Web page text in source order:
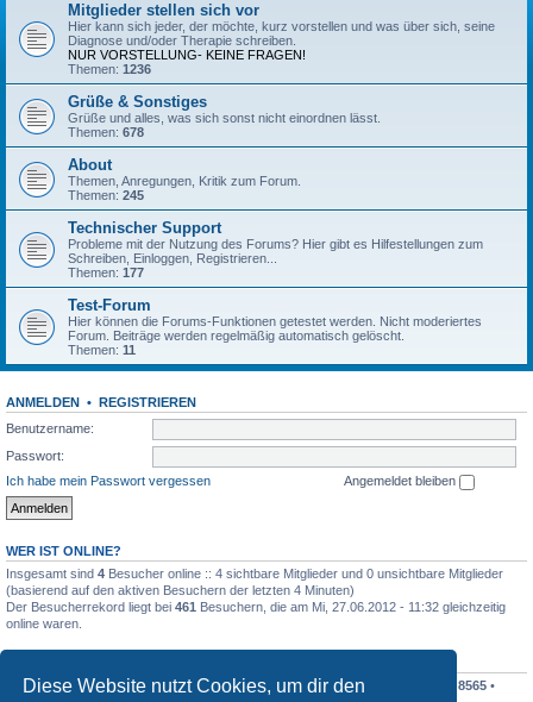
Diese Website nutzt Cookies, um dir den
Mitglieder stellen sich vor
Hier kann sich jeder, der möchte, kurz vorstellen und was über sich, seine
Diagnose und/oder Therapie schreiben.
NUR VORSTELLUNG- KEINE FRAGEN!
Themen: 1236
Grüße & Sonstiges
Grüße und alles, was sich sonst nicht einordnen lässt.
Themen: 678
About
Themen, Anregungen, Kritik zum Forum.
Themen: 245
Technischer Support
Probleme mit der Nutzung des Forums? Hier gibt es Hilfestellungen zum
Schreiben, Einloggen, Registrieren...
Themen: 177
Test-Forum
Hier können die Forums-Funktionen getestet werden. Nicht moderiertes
Forum. Beiträge werden regelmäßig automatisch gelöscht.
Themen: 11
ANMELDEN •
REGISTRIEREN
Benutzername:
Passwort:
Ich habe mein Passwort vergessen
Angemeldet bleiben
WER IST ONLINE?
Insgesamt sind 4 Besucher online :: 4 sichtbare Mitglieder und 0 unsichtbare Mitglieder
(basierend auf den aktiven Besuchern der letzten 4 Minuten)
Der Besucherrekord liegt bei 461 Besuchern, die am Mi, 27.06.2012 - 11:32 gleichzeitig
online waren.
Beiträge insgesamt198410• Themen insgesamt19195• Mitglieder insgesamt 8565 •